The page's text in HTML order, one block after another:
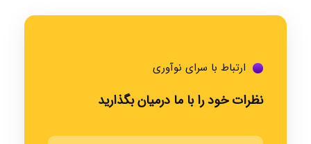
ارتباط با سرای نوآوری
نظرات خود را با ما درمیان بگذارید